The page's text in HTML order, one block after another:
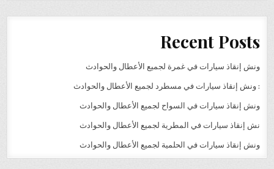
Recent Posts
ونش إنقاذ سيارات في غمرة لجميع الأعطال والحوادث
: ونش إنقاذ سيارات في مسطرد لجميع الأعطال والحوادث
ونش إنقاذ سيارات في السواح لجميع الأعطال والحوادث
نش إنقاذ سيارات في المطرية لجميع الأعطال والحوادث
ونش إنقاذ سيارات في الحلمية لجميع الأعطال والحوادث